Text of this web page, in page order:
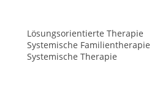
Lösungsorientierte Therapie
Systemische Familientherapie
Systemische Therapie